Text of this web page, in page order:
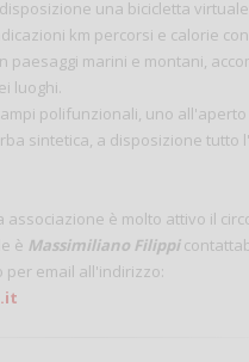
una bicicletta
km percorsi e calorie
paesaggi marini e montani,
luoghi.
polifunzionali, uno
sintetica, a disposizione tutto
è molto attivo il
è Massimiliano Filippi
per email all'indirizzo: